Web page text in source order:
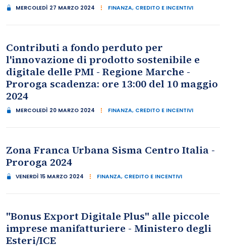
MERCOLEDÌ 27 MARZO 2024 FINANZA, CREDITO E INCENTIVI
Contributi a fondo perduto per
l'innovazione di prodotto sostenibile e
digitale delle PMI - Regione Marche -
Proroga scadenza: ore 13:00 del 10 maggio
2024
MERCOLEDÌ 20 MARZO 2024 FINANZA, CREDITO E INCENTIVI
Zona Franca Urbana Sisma Centro Italia -
Proroga 2024
VENERDÌ 15 MARZO 2024 FINANZA, CREDITO E INCENTIVI
"Bonus Export Digitale Plus" alle piccole
imprese manifatturiere - Ministero degli
Esteri/ICE